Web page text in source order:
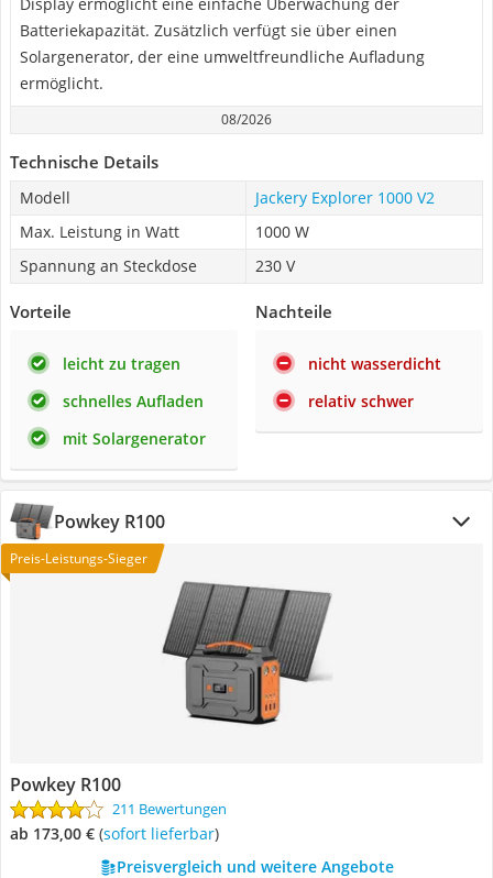
Batteriekapazität. Zusätzlich verfügt sie über einen
Solargenerator, der eine umweltfreundliche Aufladung
ermöglicht.
08/2026
Technische Details
Modell
Jackery Explorer 1000 V2
Max. Leistung in Watt
1000 W
Spannung an Steckdose
230 V
Vorteile
leicht zu tragen
schnelles Aufladen
mit Solargenerator
Nachteile
nicht wasserdicht
relativ schwer
Powkey R100
Preis-Leistungs-Sieger
Powkey R100
211 Bewertungen
ab 173,00 € ( Sofort lieferbar)
Preisvergleich und weitere Angebote